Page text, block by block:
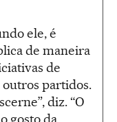
ele, é
de maneira
de
partidos.
diz. “O